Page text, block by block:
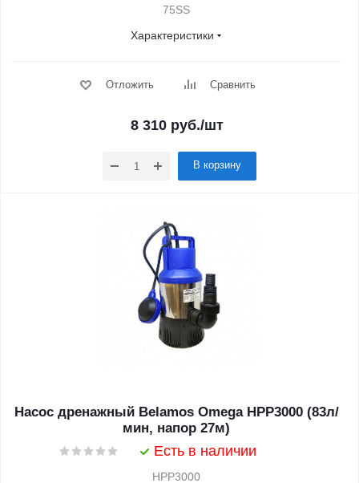
75SS
Характеристики
Отложить Сравнить
8 310руб./шт
В корзину
Насос дренажный Belamos Omega НРР3000 (83л/
мин, напор 27м)
Есть в наличии
НРР3000